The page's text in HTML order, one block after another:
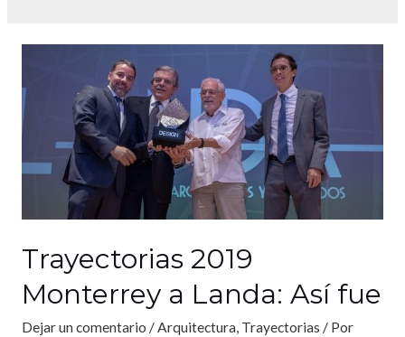
Trayectorias 2019
Monterrey a Landa: Así fue
Dejar un comentario /Arquitectura, Trayectorias / Por